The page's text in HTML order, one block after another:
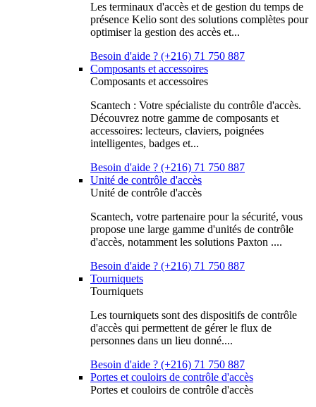
Les terminaux d'accès et de gestion du temps de
présence Kelio sont des solutions complètes pour
optimiser la gestion des accès et...
Besoin d'aide ? (+216) 71 750 887
Composants et accessoires
Composants et accessoires
Scantech : Votre spécialiste du contrôle d'accès.
Découvrez notre gamme de composants et
accessoires: lecteurs, claviers, poignées
intelligentes, badges et...
Besoin d'aide ? (+216) 71 750 887
Unité de contrôle d'accès
Unité de contrôle d'accès
Scantech, votre partenaire pour la sécurité, vous
propose une large gamme d'unités de contrôle
d'accès, notamment les solutions Paxton ....
Besoin d'aide ? (+216) 71 750 887
Tourniquets
Tourniquets
Les tourniquets sont des dispositifs de contrôle
d'accès qui permettent de gérer le flux de
personnes dans un lieu donné....
Besoin d'aide ? (+216) 71 750 887
Portes et couloirs de contrôle d'accès
Portes et couloirs de contrôle d'accès